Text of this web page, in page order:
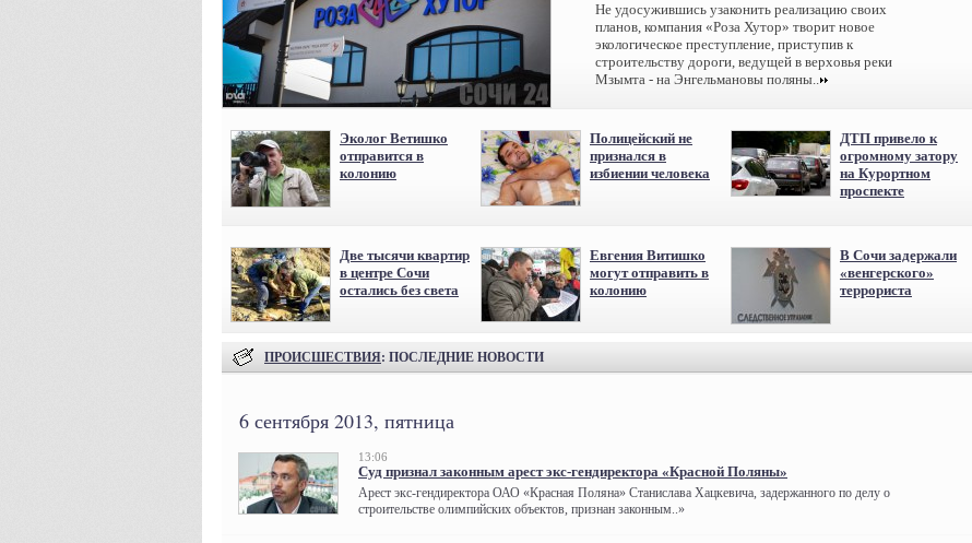
Не удосужившись узаконить реализацию своих
планов, компания «Роза Хутор» творит новое
экологическое преступление, приступив к
строительству дороги, ведущей в верховья реки
Мзымта - на Энгельмановы поляны..
Эколог Ветишко
отправится в
колонию
Полицейский не
признался в
избиении человека
ДТП привело к
огромному затору
на Курортном
проспекте
Две тысячи квартир
в центре Сочи
остались без света
Евгения Витишко
могут отправить в
колонию
В Сочи задержали
«венгерского»
террориста
ПРОИСШЕСТВИЯ: ПОСЛЕДНИЕ НОВОСТИ
6 сентября 2013, пятница
13:06
Суд признал законным арест экс-гендиректора «Красной Поляны»
Арест экс-гендиректора ОАО «Красная Поляна» Станислава Хацкевича, задержанного по делу о
строительстве олимпийских объектов, признан законным..»